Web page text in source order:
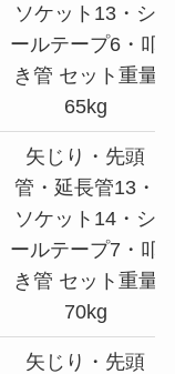
ソケット13・シ
ールテープ6・叩
き管 セット重量
65kg
矢じり・先頭
管・延長管13・
ソケット14・シ
ールテープ7・叩
き管 セット重量
70kg
矢じり・先頭